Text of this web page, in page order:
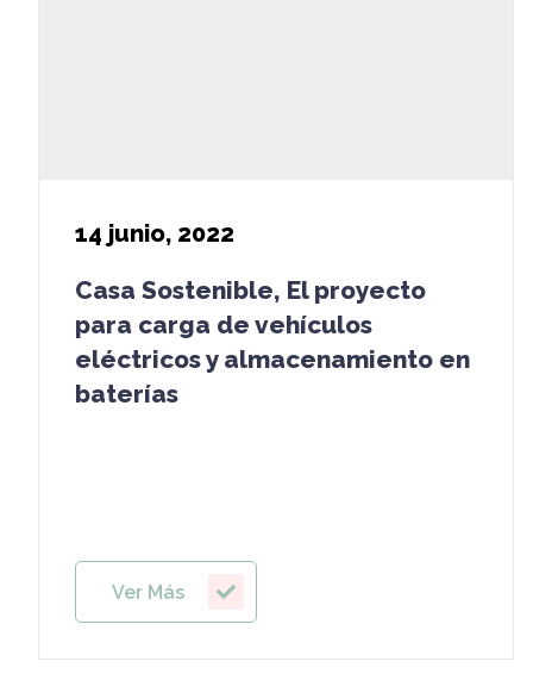
14 junio, 2022
Casa Sostenible, El proyecto
para carga de vehículos
eléctricos y almacenamiento en
baterías
Ver Más